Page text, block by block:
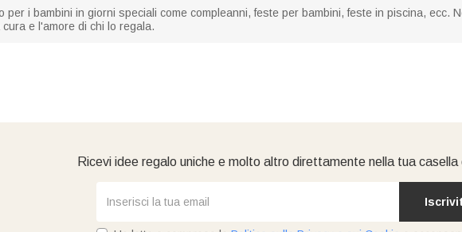
per i bambini in giorni speciali come compleanni, feste per bambini, feste in piscina, ecc.
e l'amore di chi lo regala.
Ricevi idee regalo uniche e molto altro direttamente nella tua